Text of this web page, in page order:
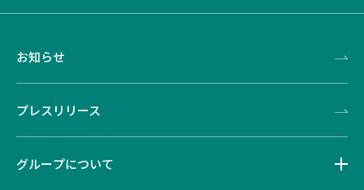
お知らせ
プレスリリース
グループについて